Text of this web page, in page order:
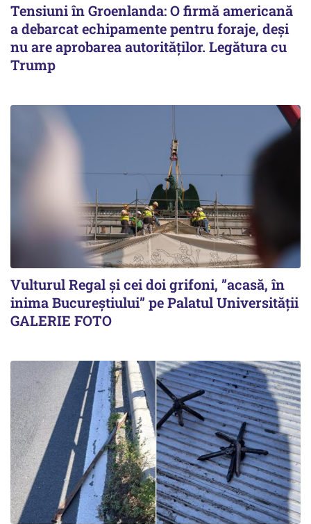
Tensiuni în Groenlanda: O firmă americană
a debarcat echipamente pentru foraje, deși
nu are aprobarea autorităților. Legătura cu
Trump
Vulturul Regal și cei doi grifoni, ”acasă, în
inima Bucureștiului” pe Palatul Universității
GALERIE FOTO